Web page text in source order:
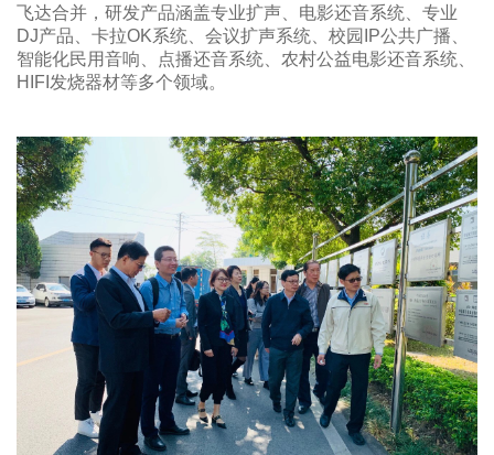
飞达合并，研发产品涵盖专业扩声、电影还音系统、专业
DJ产品、卡拉OK系统、会议扩声系统、校园IP公共广播、
智能化民用音响、点播还音系统、农村公益电影还音系统、
HIFI发烧器材等多个领域。